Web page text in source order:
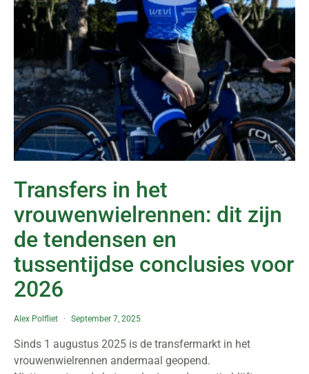
Transfers in het
vrouwenwielrennen: dit zijn
de tendensen en
tussentijdse conclusies voor
2026
Alex Polfliet September 7, 2025
Sinds 1 augustus 2025 is de transfermarkt in het
vrouwenwielrennen andermaal geopend.